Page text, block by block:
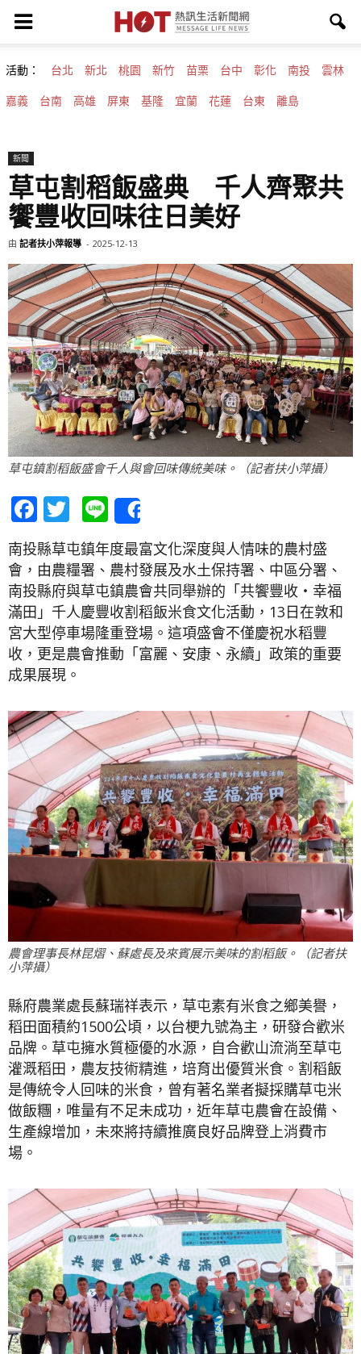
活動： 台北 新北 桃園 新竹 苗栗 台中 彰化 南投 雲林
嘉義 台南 高雄 屏東 基隆 宜蘭 花蓮 台東 離島
新聞
草屯割稻飯盛典 千人齊聚共
饗豐收回味往日美好
由 記者扶小萍報導 - 2025-12-13
草屯鎮割稻飯盛會千人與會回味傳統美味。（記者扶小萍攝）
Facebook
Twitter
Line
南投縣草屯鎮年度最富文化深度與人情味的農村盛
會，由農糧署、農村發展及水土保持署、中區分署、
南投縣府與草屯鎮農會共同舉辦的「共饗豐收・幸福
滿田」千人慶豐收割稻飯米食文化活動，13日在敦和
宮大型停車場隆重登場。這項盛會不僅慶祝水稻豐
收，更是農會推動「富麗、安康、永續」政策的重要
成果展現。
農會理事長林昆熠、蘇處長及來賓展示美味的割稻飯。（記者扶
小萍攝）
縣府農業處長蘇瑞祥表示，草屯素有米食之鄉美譽，
稻田面積約1500公頃，以台梗九號為主，研發合歡米
品牌。草屯擁水質極優的水源，自合歡山流淌至草屯
灌溉稻田，農友技術精進，培育出優質米食。割稻飯
是傳統令人回味的米食，曾有著名業者擬採購草屯米
做飯糰，唯量有不足未成功，近年草屯農會在設備、
生產線增加，未來將持續推廣良好品牌登上消費市
場。